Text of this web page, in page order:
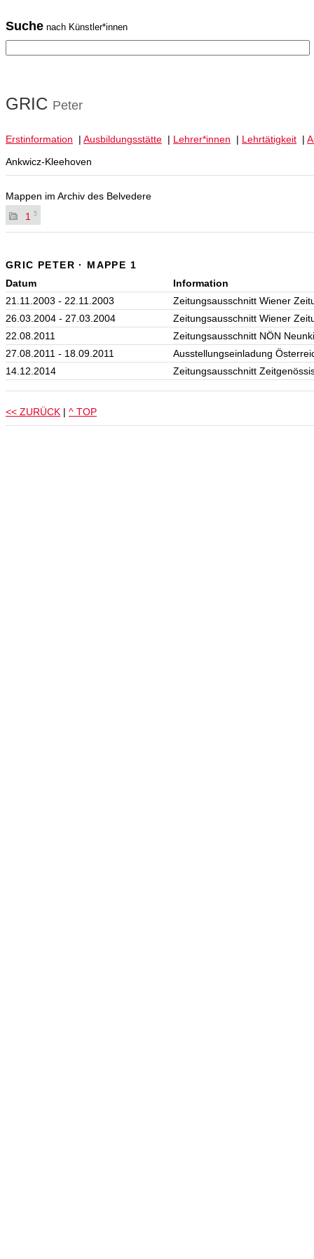
Suche nach Künstler*innen
GRIC Peter
Erstinformation | Ausbildungsstätte | Lehrer*innen | Lehrtätigkeit |
Ankwicz-Kleehoven
Mappen im Archiv des Belvedere
1
5
GRIC PETER · MAPPE 1
Datum
Information
21.11.2003 - 22.11.2003
Zeitungsausschnitt Wiener
26.03.2004 - 27.03.2004
Zeitungsausschnitt Wiener
22.08.2011
Zeitungsausschnitt NÖN
27.08.2011 - 18.09.2011
Ausstellungseinladung
14.12.2014
Zeitungsausschnitt
<< ZURÜCK | ^ TOP